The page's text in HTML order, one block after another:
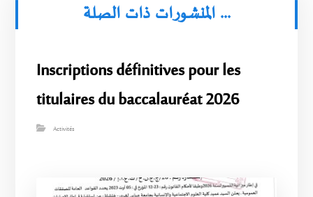
المنشورات ذات الصلة ...
Inscriptions définitives pour les
titulaires du baccalauréat 2026
Activités